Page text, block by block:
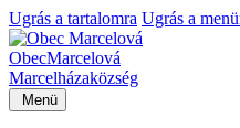
Ugrás a tartalomra Ugrás a
ObecMarcelová
Marcelházaközség
Menü